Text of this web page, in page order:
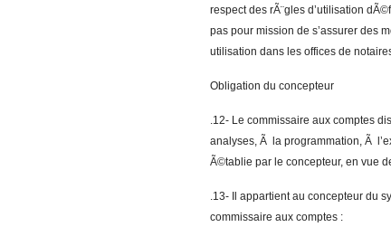
respect des rÃ¨gles d’utilisation
pas pour mission de s’assurer des
utilisation dans les offices de
Obligation du concepteur
.12- Le commissaire aux comptes
analyses, Ã la programmation, Ã
Ã©tablie par le concepteur, en vue
.13- Il appartient au concepteur du
commissaire aux comptes :